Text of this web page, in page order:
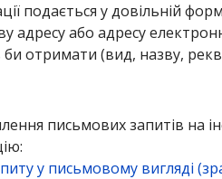
подається у довільній
адресу або адресу
би отримати (вид, назву,
письмових запитів на
у письмовому вигляді